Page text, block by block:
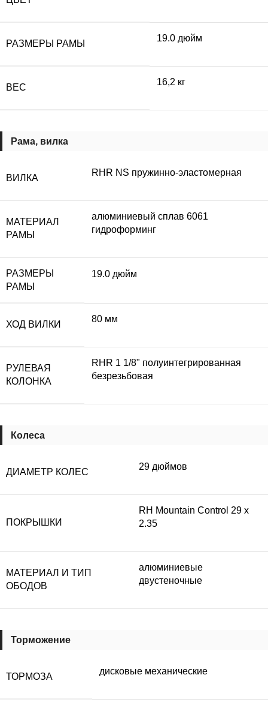
РАЗМЕРЫ РАМЫ
19.0 дюйм
ВЕС
16,2 кг
Рама, вилка
ВИЛКА
RHR NS пружинно-эластомерная
МАТЕРИАЛ
РАМЫ
алюминиевый сплав 6061
гидроформинг
РАЗМЕРЫ
РАМЫ
19.0 дюйм
ХОД ВИЛКИ
80 мм
РУЛЕВАЯ
КОЛОНКА
RHR 1 1/8" полуинтегрированная
безрезьбовая
Колеса
ДИАМЕТР КОЛЕС
29 дюймов
ПОКРЫШКИ
RH Mountain Control 29 х
2.35
МАТЕРИАЛ И ТИП
ОБОДОВ
алюминиевые
двустеночные
Торможение
ТОРМОЗА
дисковые механические